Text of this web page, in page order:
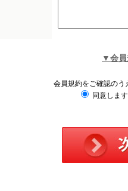
▼会員
会員規約をご確認のう
同意します